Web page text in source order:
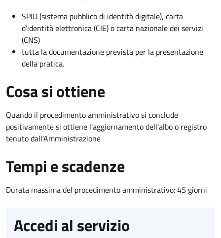
SPID (sistema pubblico di identità digitale), carta
d’identità elettronica (CIE) o carta nazionale dei servizi
(CNS)
tutta la documentazione prevista per la presentazione
della pratica.
Cosa si ottiene
Quando il procedimento amministrativo si conclude
positivamente si ottiene l'aggiornamento dell'albo o registro
tenuto dall'Amministrazione
Tempi e scadenze
Durata massima del procedimento amministrativo: 45 giorni
Accedi al servizio